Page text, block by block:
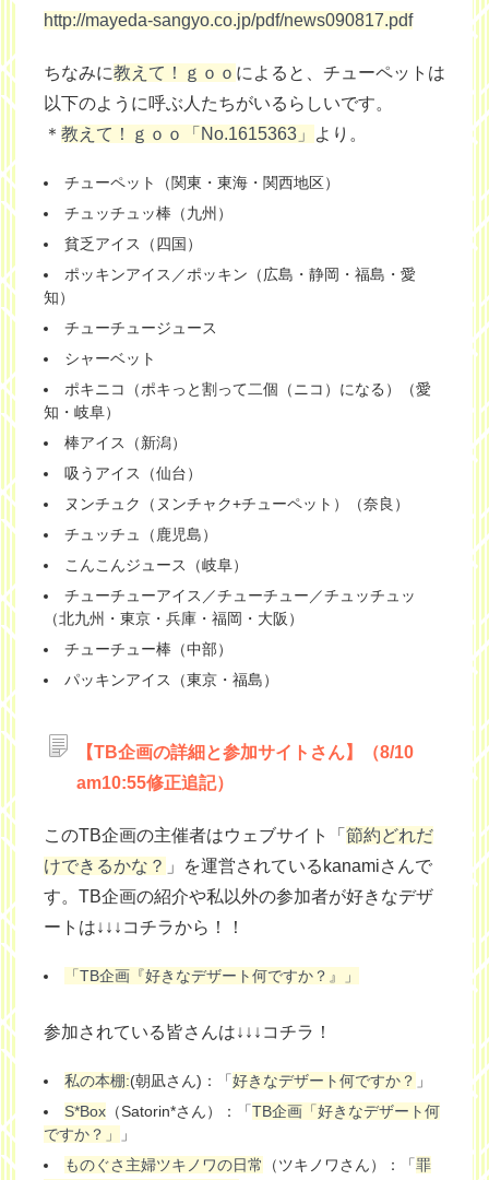
http://mayeda-sangyo.co.jp/pdf/news090817.pdf
ちなみに教えて！ｇｏｏ によると、チューペットは
以下のように呼ぶ人たちがいるらしいです。
＊ 教えて！ｇｏｏ「No.1615363」 より。
チューペット（関東・東海・関西地区）
チュッチュッ棒（九州）
貧乏アイス（四国）
ポッキンアイス／ポッキン（広島・静岡・福島・愛
知）
チューチュージュース
シャーベット
ポキニコ（ポキっと割って二個（ニコ）になる）（愛
知・岐阜）
棒アイス（新潟）
吸うアイス（仙台）
ヌンチュク（ヌンチャク+チューペット）（奈良）
チュッチュ（鹿児島）
こんこんジュース（岐阜）
チューチューアイス／チューチュー／チュッチュッ
（北九州・東京・兵庫・福岡・大阪）
チューチュー棒（中部）
パッキンアイス（東京・福島）
【TB企画の詳細と参加サイトさん】（8/10
am10:55修正追記）
このTB企画の主催者はウェブサイト「 節約どれだ
けできるかな？ 」を運営されているkanamiさんで
す。TB企画の紹介や私以外の参加者が好きなデザ
ートは↓↓↓コチラから！！
「TB企画『好きなデザート何ですか？』」
参加されている皆さんは↓↓↓コチラ！
私の本棚:(朝凪さん)：「好きなデザート何ですか？ 」
S*Box （Satorin*さん）：「TB企画「好きなデザート何
ですか？」
」
ものぐさ主婦ツキノワの日常
（ツキノワさん）：「罪